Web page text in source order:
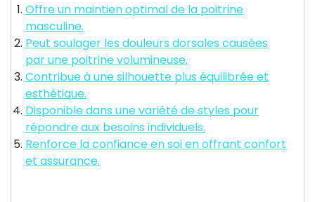
Offre un maintien optimal de la poitrine
masculine.
Peut soulager les douleurs dorsales causées
par une poitrine volumineuse.
Contribue à une silhouette plus équilibrée et
esthétique.
Disponible dans une variété de styles pour
répondre aux besoins individuels.
Renforce la confiance en soi en offrant confort
et assurance.